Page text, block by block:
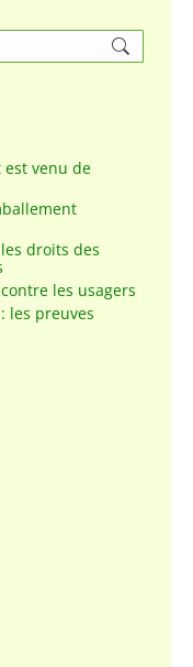
est venu de
droits des
les usagers
les preuves